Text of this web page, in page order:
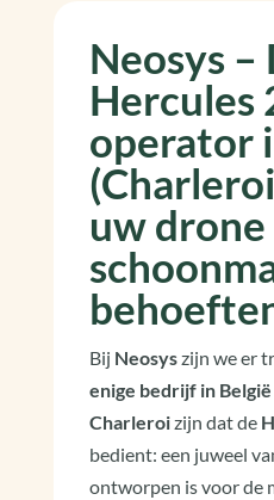
Neosys –
Hercules
operator
uw drone
Bij Neosyszijn we er
enige bedrijf in
Charleroizijn dat de
bedient: een juweel
ontworpen is voor de